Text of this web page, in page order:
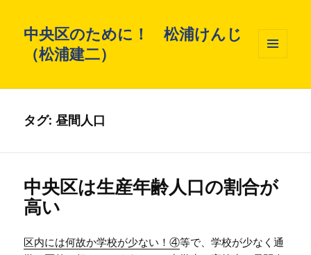
中央区のために！ 松浦けんじ
（松浦建二）
ィジェ
タグ: 昼間人口
中央区は生産年齢人口の割合が
高い
区内には何故か学校が少ない！④等で、学校が少なく通